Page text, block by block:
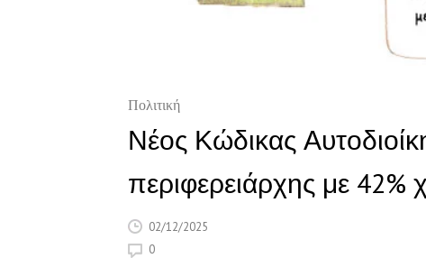
Πολιτική
Νέος Κώδικας
περιφερειάρχης με 42%
02/12/2025
0